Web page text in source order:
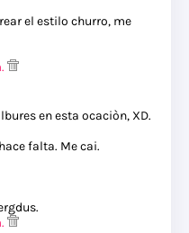
el estilo churro, me
en esta ocaciòn, XD.
falta. Me cai.